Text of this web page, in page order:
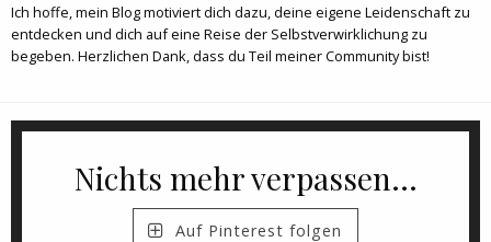
Ich hoffe, mein Blog motiviert dich dazu, deine eigene Leidenschaft zu
entdecken und dich auf eine Reise der Selbstverwirklichung zu
begeben. Herzlichen Dank, dass du Teil meiner Community bist!
Nichts mehr verpassen...
Auf Pinterest folgen